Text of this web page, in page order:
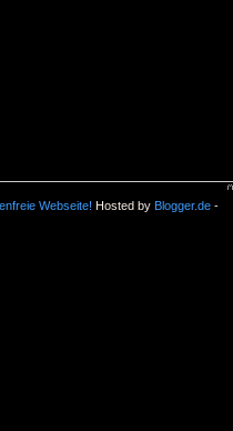
Hosted by Blogger.de-